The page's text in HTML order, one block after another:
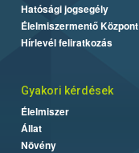
Hatósági jogsegély
Élelmiszermentő Központ
Hírlevél feliratkozás
Gyakori kérdések
Élelmiszer
Állat
Növény